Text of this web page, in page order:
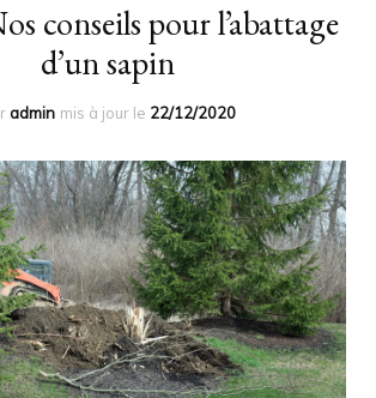
conseils pour l’abattage
d’un sapin
admin mis à jour le 22/12/2020